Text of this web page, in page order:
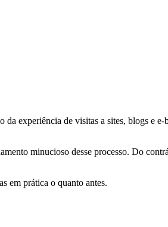
da experiência de visitas a sites, blogs e
minucioso desse processo. Do
em prática o quanto antes.